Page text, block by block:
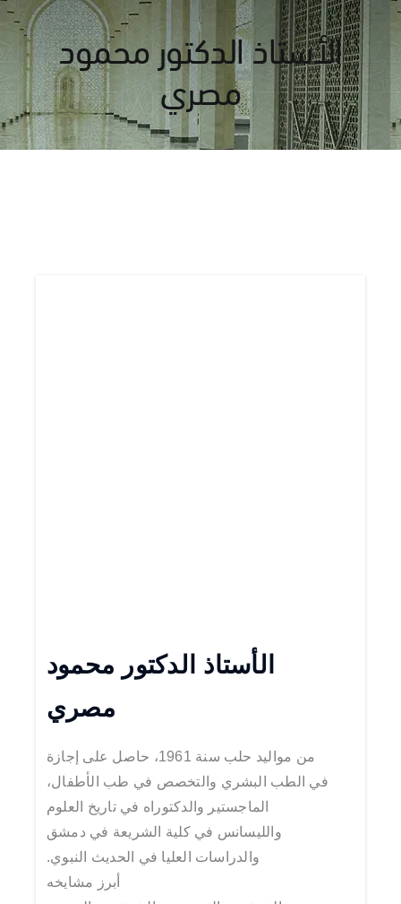
الأستاذ الدكتور محمود
مصري
الأستاذ الدكتور محمود
مصري
من مواليد حلب سنة 1961، حاصل على إجازة
في الطب البشري والتخصص في طب الأطفال،
الماجستير والدكتوراه في تاريخ العلوم
والليسانس في كلية الشريعة في دمشق
والدراسات العليا في الحديث النبوي.
أبرز مشايخه